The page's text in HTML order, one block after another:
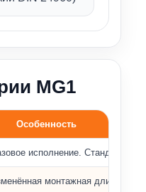
MG1
Особенность
исполнение.
монтажная длина;